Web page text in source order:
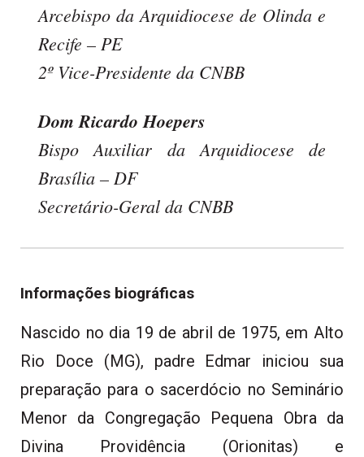
Arcebispo da Arquidiocese de Olinda e
Recife – PE
2º Vice-Presidente da CNBB
Dom Ricardo Hoepers
Bispo Auxiliar da Arquidiocese de
Brasília – DF
Secretário-Geral da CNBB
Informações biográficas
Nascido no dia 19 de abril de 1975, em Alto
Rio Doce (MG), padre Edmar iniciou sua
preparação para o sacerdócio no Seminário
Menor da Congregação Pequena Obra da
Divina Providência (Orionitas) e